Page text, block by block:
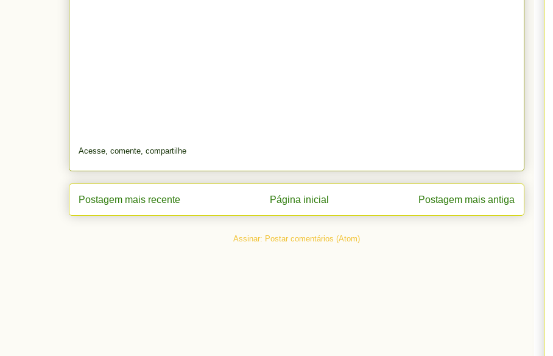
Acesse, comente, compartilhe
Postagem mais recente Postagem mais antiga
Página inicial
Assinar: Postar comentários (Atom)